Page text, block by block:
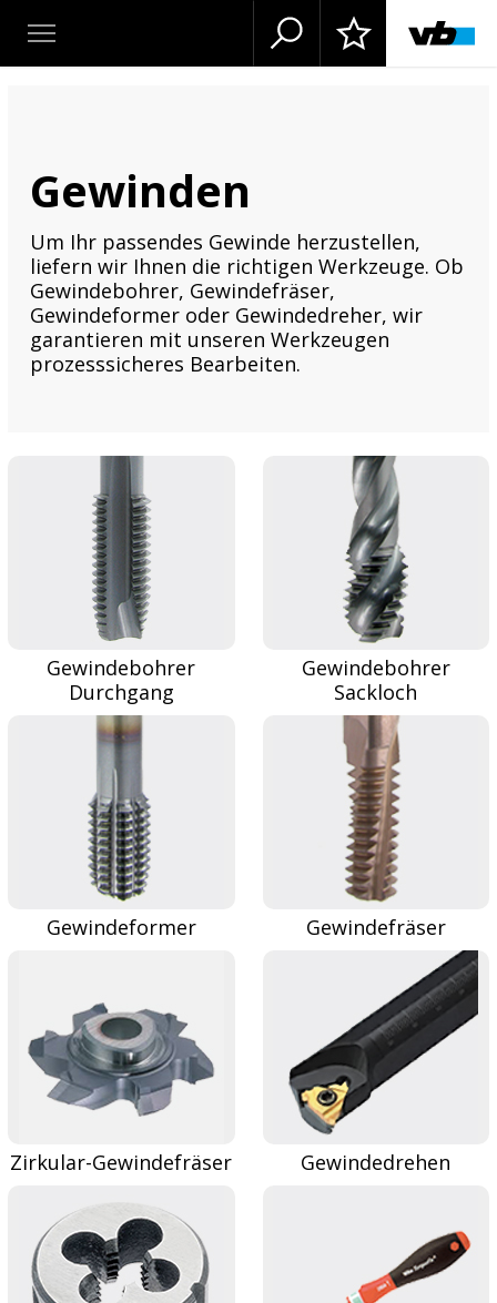
Gewinden
Um Ihr passendes Gewinde herzustellen,
liefern wir Ihnen die richtigen Werkzeuge. Ob
Gewindebohrer, Gewindefräser,
Gewindeformer oder Gewindedreher, wir
garantieren mit unseren Werkzeugen
prozesssicheres Bearbeiten.
Gewindebohrer
Durchgang
Gewindebohrer
Sackloch
Gewindeformer Gewindefräser
Zirkular-Gewindefräser Gewindedrehen